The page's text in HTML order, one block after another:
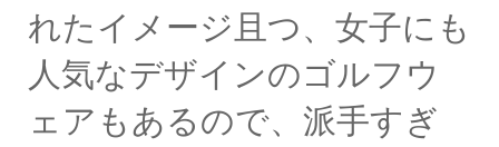
れたイメージ且つ、女子にも
人気なデザインのゴルフウ
ェアもあるので、派手すぎ